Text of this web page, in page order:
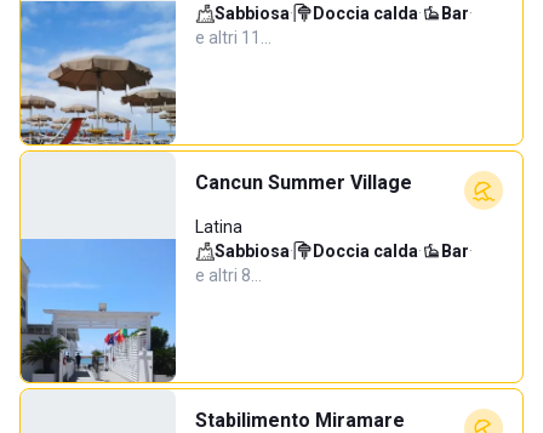
Sabbiosa· Doccia calda· Bar·
e altri 11…
Cancun Summer Village
Latina
Sabbiosa· Doccia calda· Bar·
e altri 8…
Stabilimento Miramare